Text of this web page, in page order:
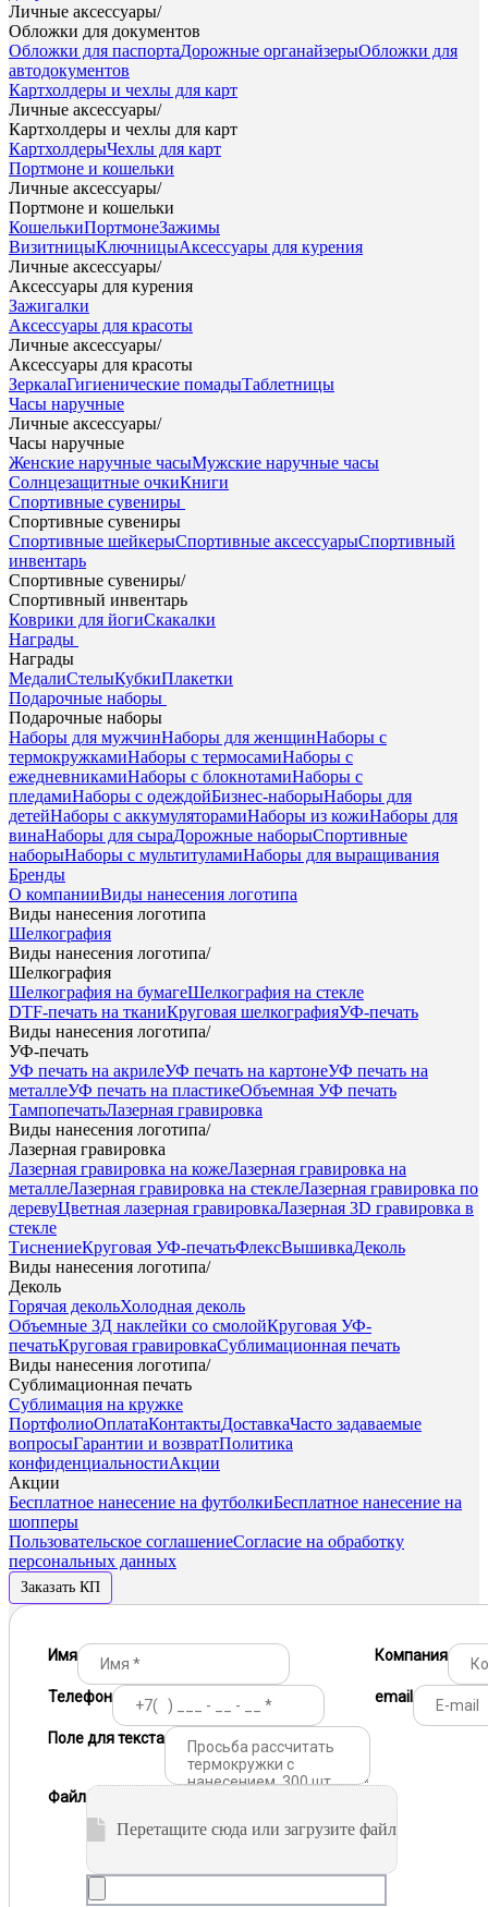
Личные аксессуары/
Обложки для документов
Обложки для паспортаДорожные органайзерыОбложки для
автодокументов
Картхолдеры и чехлы для карт
Личные аксессуары/
Картхолдеры и чехлы для карт
КартхолдерыЧехлы для карт
Портмоне и кошельки
Личные аксессуары/
Портмоне и кошельки
КошелькиПортмонеЗажимы
ВизитницыКлючницыАксессуары для курения
Личные аксессуары/
Аксессуары для курения
Зажигалки
Аксессуары для красоты
Личные аксессуары/
Аксессуары для красоты
ЗеркалаГигиенические помадыТаблетницы
Часы наручные
Личные аксессуары/
Часы наручные
Женские наручные часыМужские наручные часы
Солнцезащитные очкиКниги
Спортивные сувениры
Спортивные сувениры
Спортивные шейкерыСпортивные аксессуарыСпортивный
инвентарь
Спортивные сувениры/
Спортивный инвентарь
Коврики для йогиСкакалки
Награды
Награды
МедалиСтелыКубкиПлакетки
Подарочные наборы
Подарочные наборы
Наборы для мужчинНаборы для женщинНаборы с
термокружкамиНаборы с термосамиНаборы с
ежедневникамиНаборы с блокнотамиНаборы с
пледамиНаборы с одеждойБизнес-наборыНаборы для
детейНаборы с аккумуляторамиНаборы из кожиНаборы для
винаНаборы для сыраДорожные наборыСпортивные
наборыНаборы с мультитуламиНаборы для выращивания
Бренды
О компанииВиды нанесения логотипа
Виды нанесения логотипа
Шелкография
Виды нанесения логотипа/
Шелкография
Шелкография на бумагеШелкография на стекле
DTF-печать на тканиКруговая шелкографияУФ-печать
Виды нанесения логотипа/
УФ-печать
УФ печать на акрилеУФ печать на картонеУФ печать на
металлеУФ печать на пластикеОбъемная УФ печать
ТампопечатьЛазерная гравировка
Виды нанесения логотипа/
Лазерная гравировка
Лазерная гравировка на кожеЛазерная гравировка на
металлеЛазерная гравировка на стеклеЛазерная гравировка по
деревуЦветная лазерная гравировкаЛазерная 3D гравировка в
стекле
ТиснениеКруговая УФ-печатьФлексВышивкаДеколь
Виды нанесения логотипа/
Деколь
Горячая декольХолодная деколь
Объемные 3Д наклейки со смолойКруговая УФ-
печатьКруговая гравировкаСублимационная печать
Виды нанесения логотипа/
Сублимационная печать
Сублимация на кружке
ПортфолиоОплатаКонтактыДоставкаЧасто задаваемые
вопросыГарантии и возвратПолитика
конфиденциальностиАкции
Акции
Бесплатное нанесение на футболкиБесплатное нанесение на
шопперы
Пользовательское соглашениеСогласие на обработку
персональных данных
Заказать КП
Имя Компания
Телефон email
Поле для текста
Файл
Перетащите сюда или загрузите файл